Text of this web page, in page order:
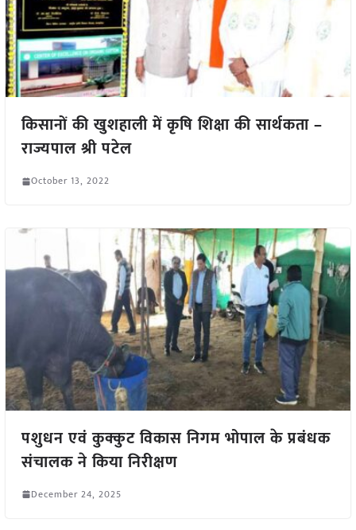
किसानों की खुशहाली में कृषि शिक्षा की सार्थकता –
राज्यपाल श्री पटेल
October 13, 2022
पशुधन एवं कुक्कुट विकास निगम भोपाल के प्रबंधक
संचालक ने किया निरीक्षण
December 24, 2025